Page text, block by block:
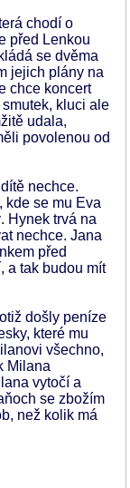
chodí o
před Lenkou
se dvěma
jejich plány na
chce koncert
smutek, kluci ale
udala,
povolenou od
nechce.
kde se mu Eva
Hynek trvá na
nechce. Jana
před
a tak budou mít
došly peníze
které mu
všechno,
Milana
vytočí a
se zbožím
než kolik má